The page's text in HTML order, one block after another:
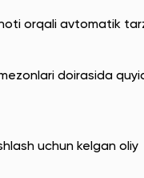
orqali avtomatik
doirasida
uchun kelgan oliy